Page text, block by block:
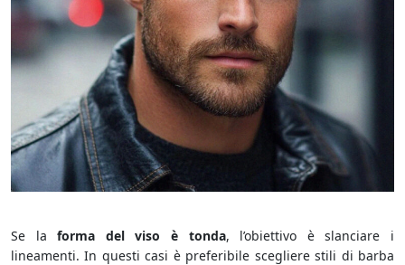
Se laforma del viso è tonda, l’obiettivo è slanciare i
lineamenti. In questi casi è preferibile scegliere stili di barba